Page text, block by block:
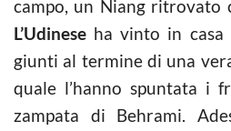
campo, un Niang ritrovato
L’Udinese ha vinto in casa
giunti al termine di una
quale l’hanno spuntata i
zampata di Behrami.